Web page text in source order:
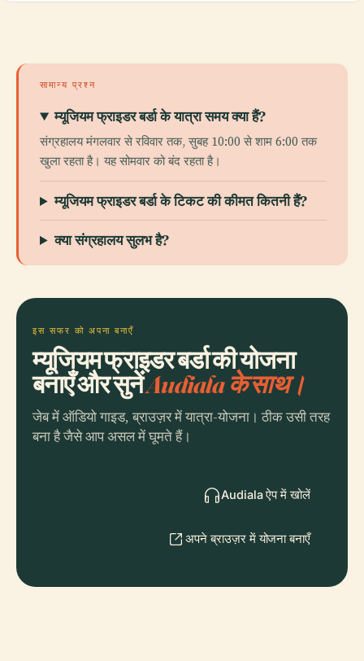
सामान्य प्रश्न
म्यूजियम फ्राइडर बर्डा के यात्रा समय क्या हैं?
संग्रहालय मंगलवार से रविवार तक, सुबह 10:00 से शाम 6:00 तक
खुला रहता है। यह सोमवार को बंद रहता है।
म्यूजियम फ्राइडर बर्डा के टिकट की कीमत कितनी हैं?
क्या संग्रहालय सुलभ है?
इस सफर को अपना बनाएँ
म्यूजियम फ्राइडर बर्डा की योजना
बनाएँ और सुनेंAudiala के साथ।
जेब में ऑडियो गाइड, ब्राउज़र में यात्रा-योजना। ठीक उसी तरह
बना है जैसे आप असल में घूमते हैं।
Audiala ऐप में खोलें
अपने ब्राउज़र में योजना बनाएँ